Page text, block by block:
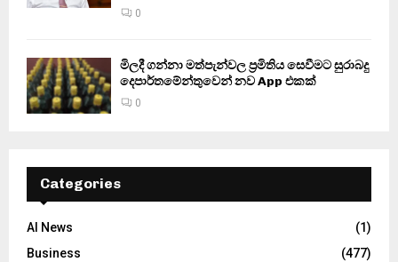
0
මිලදී ගන්නා මත්පැන්වල ප්‍රමිතිය සෙවීමට සුරාබදු
දෙපාර්තමේන්තුවෙන් නව App එකක්
0
Categories
AI News
(1)
Business
(477)